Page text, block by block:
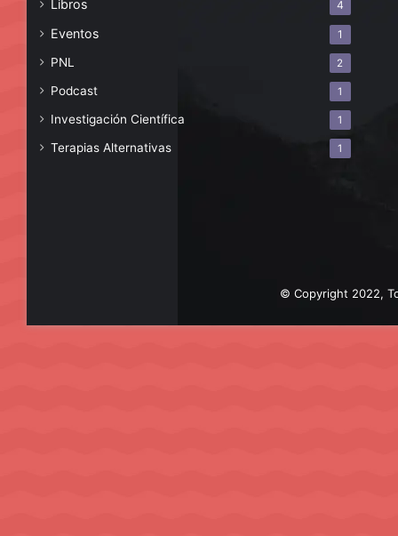
Libros 4
Eventos 1
PNL 2
Podcast 1
Investigación Científica 1
Terapias Alternativas 1
© Copyright 2022,